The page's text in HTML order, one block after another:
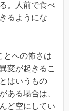
。人前で食べ
るようにな
とへの怖さは
変が起きるこ
はいうもの
ある場合は、
ど空にしてい